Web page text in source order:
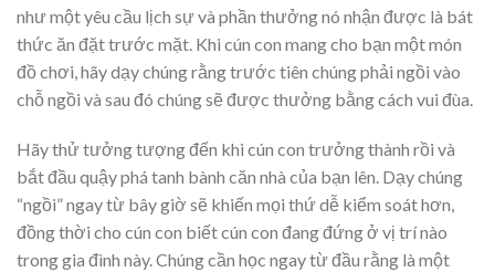
như một yêu cầu lịch sự và phần thưởng nó nhận được là bát
thức ăn đặt trước mặt. Khi cún con mang cho bạn một món
đồ chơi, hãy dạy chúng rằng trước tiên chúng phải ngồi vào
chỗ ngồi và sau đó chúng sẽ được thưởng bằng cách vui đùa.
Hãy thử tưởng tượng đến khi cún con trưởng thành rồi và
bắt đầu quậy phá tanh bành căn nhà của bạn lên. Dạy chúng
“ngồi” ngay từ bây giờ sẽ khiến mọi thứ dễ kiểm soát hơn,
đồng thời cho cún con biết cún con đang đứng ở vị trí nào
trong gia đình này. Chúng cần học ngay từ đầu rằng là một